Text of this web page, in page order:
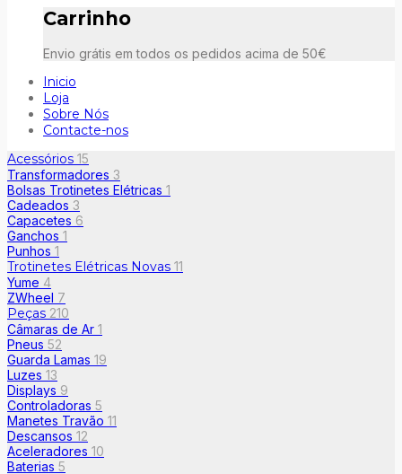
Carrinho
Envio grátis em todos os pedidos acima de 50€
Inicio
Loja
Sobre Nós
Contacte-nos
Acessórios 15
Transformadores 3
Bolsas Trotinetes Elétricas 1
Cadeados 3
Capacetes 6
Ganchos 1
Punhos 1
Trotinetes Elétricas Novas 11
Yume 4
ZWheel 7
Peças 210
Câmaras de Ar 1
Pneus 52
Guarda Lamas 19
Luzes 13
Displays 9
Controladoras 5
Manetes Travão 11
Descansos 12
Aceleradores 10
Baterias 5